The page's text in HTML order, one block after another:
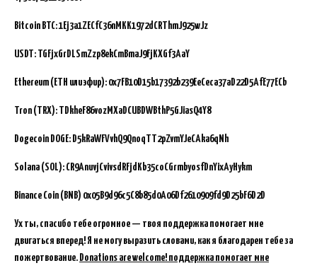
Bitcoin BTC:1Ej3a1ZECfC36nMKK1972dCRThmJ925wJz
USDT: TGFjxGrDLSmZzp8ekCmBmaJ9FjKXGf3AaY
Ethereum (ETH или эфир): 0x7FB10D15b17392b239EeCeca37aD22D5AfE77ECb
Tron (TRX): TDkheF86vozMXaDCUBDWBthP5GJiasQ4Y8
Dogecoin DOGE: D5kRaWFVvhQ9QnoqTT2pZvmYJeCAka6qNh
Solana (SOL): CR9AnuvjCvivsdRFjdKb35coCGrmbyosfDnYixAyHykm
Binance Coin (BNB) 0x05B9d96c5C8b85d0A06Df2610909fd9D25bF6D2D
Ух ты, спасибо тебе огромное — твоя поддержка помогает мне
двигаться вперед! Я не могу выразить словами, как я благодарен тебе за
пожертвование. Donations are welcome! поддержка помогает мне